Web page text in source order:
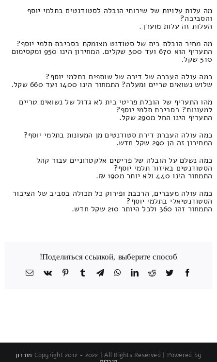
מה עלות עלויות של שירותי הובלה לסטודנטים בתלמי יוסף
והסביבה?
העלות זה עלות מוערך.
מה מחיר הובלת בית של סטודנט מצומקת בסביבת תלמי יוסף?
התעריף הוא 670 ועד 300 שקלים. המחירון הינו 950 ומקסימום
510 שקל.
כמה עולה העברה של דירה של שותפים בתלמי יוסף?
שלוש נשואים טריים ומעלה? התמחור הינו 1400 ועד 660 שקל.
מהו התעריף של הובלת פריטי בית לא גדול של נשואים טריים
למעונות? בסביבת תלמי יוסף?
התעריף הינו החל מ290 שקל.
כמה עולה העברת דירת סטודנטים מן המעונות בתלמי יוסף?
המחירון זה הן 290 שקל חדש.
כמה נשלם על הובלה של פריטים אלקטרוניים עבור קהל
הסטודנטים באיזור תלמי יוסף?
התמחור הינו 440 ולא יותר מ190 ₪.
כמה עולה מעברים, הרכבת ופירוק כל תכולה בסביב של הציבור
הסטודנטיאלי בתלמי יוסף?
התמחור זהו 360 ולכל היותר 210 שקל חדש.
Поделиться ссылкой, выберите способ!
Facebook
Twitter
Reddit
LinkedIn
WhatsApp
Telegram
Tumblr
Pinterest
Vk
כתובת
Copyright 2012 - 2022 | All Rights Reserved | Powered by מחירון